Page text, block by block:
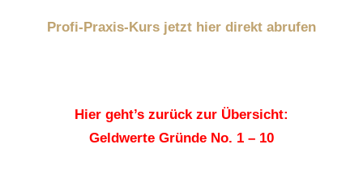
Profi-Praxis-Kurs jetzt hier direkt abrufen
Hier geht’s zurück zur Übersicht:
Geldwerte Gründe No. 1 – 10